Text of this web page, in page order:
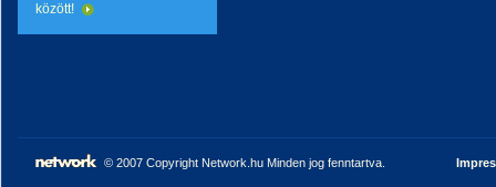
között!
© 2007 Copyright Network.hu Minden jog fenntartva.